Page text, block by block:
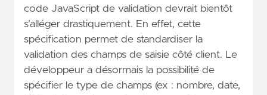
code JavaScript de validation devrait bientôt
s’alléger drastiquement. En effet, cette
spécification permet de standardiser la
validation des champs de saisie côté client. Le
développeur a désormais la possibilité de
spécifier le type de champs (ex : nombre, date,